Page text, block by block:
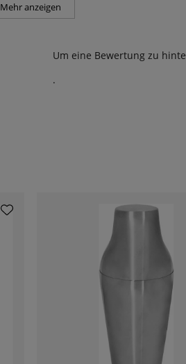
Mehr anzeigen
Um eine Bewertung zu
.